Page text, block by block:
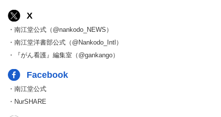
X
・南江堂公式（@nankodo_NEWS）
・南江堂洋書部公式（@Nankodo_Intl）
・『がん看護』編集室（@gankango）
Facebook
・南江堂公式
・NurSHARE